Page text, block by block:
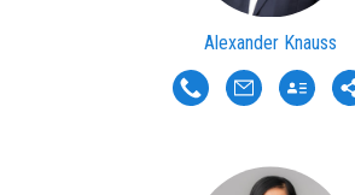
Alexander Knauss